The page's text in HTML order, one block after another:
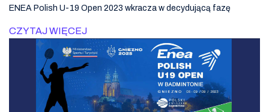
ENEA Polish U-19 Open 2023 wkracza w decydującą fazę
CZYTAJ WIĘCEJ